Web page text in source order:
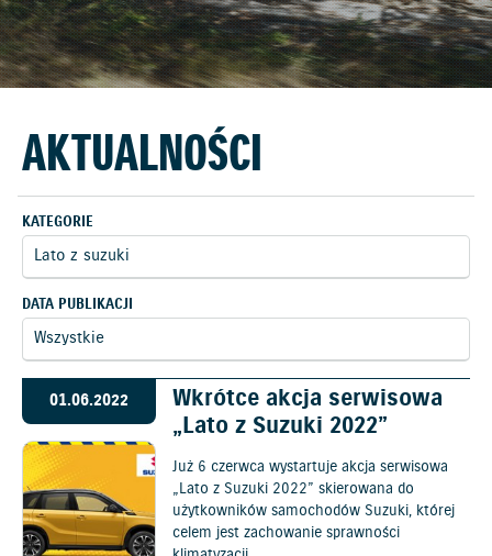
AKTUALNOŚCI
KATEGORIE
DATA PUBLIKACJI
01.06.2022
Wkrótce akcja serwisowa
„Lato z Suzuki 2022”
Już 6 czerwca wystartuje akcja serwisowa
„Lato z Suzuki 2022” skierowana do
użytkowników samochodów Suzuki, której
celem jest zachowanie sprawności